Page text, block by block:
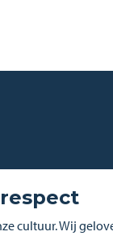
cultuur. Wij